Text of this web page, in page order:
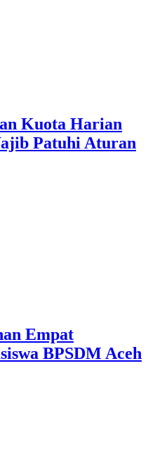
Kuota Harian
Patuhi Aturan
Empat
BPSDM Aceh